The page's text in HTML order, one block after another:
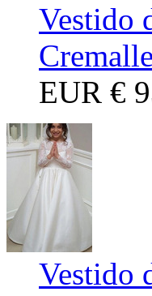
Vestido
EUR €
Vestido